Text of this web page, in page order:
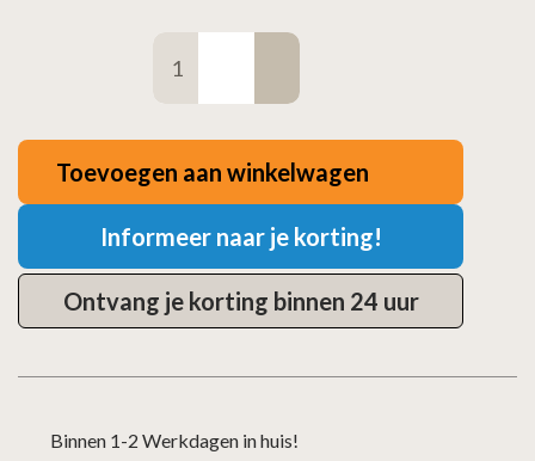
Toevoegen aan winkelwagen
Informeer naar je korting!
Ontvang je korting binnen 24 uur
Binnen 1-2 Werkdagen in huis!